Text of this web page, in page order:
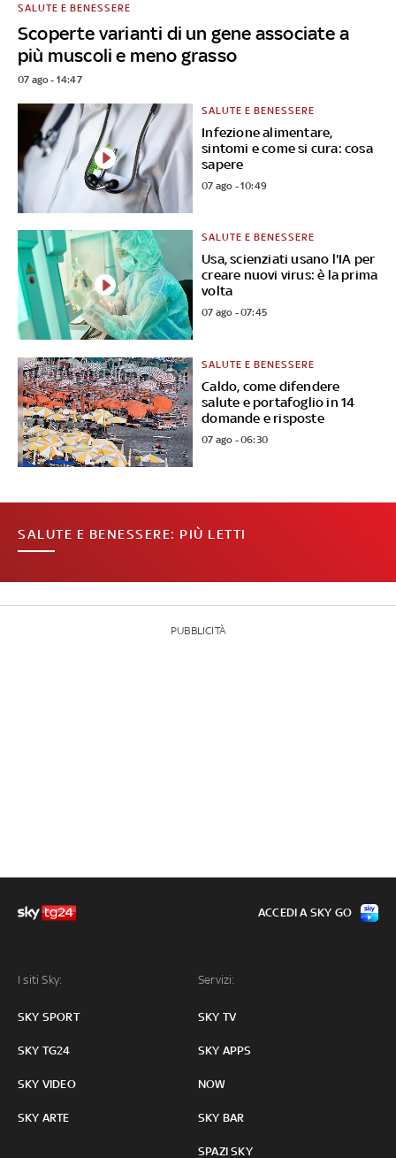
Scoperte varianti di un gene associate a
più muscoli e meno grasso
SALUTE E BENESSERE
07 ago - 14:47
Infezione alimentare,
sintomi e come si cura: cosa
sapere
SALUTE E BENESSERE
07 ago - 10:49
Usa, scienziati usano l'IA per
creare nuovi virus: è la prima
volta
SALUTE E BENESSERE
07 ago - 07:45
Caldo, come difendere
salute e portafoglio in 14
domande e risposte
SALUTE E BENESSERE
07 ago - 06:30
SALUTE E BENESSERE: PIÙ LETTI
PUBBLICITÀ
I siti Sky:
SKY SPORT
SKY TG24
SKY VIDEO
SKY ARTE
Servizi:
SKY TV
SKY APPS
NOW
SKY BAR
SPAZI SKY
ACCEDI A SKY GO